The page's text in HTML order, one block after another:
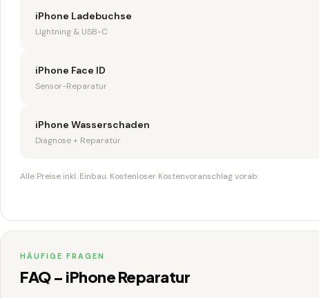
iPhone Ladebuchse
Lightning & USB-C
iPhone Face ID
Sensor-Reparatur
iPhone Wasserschaden
Diagnose + Reparatur
Alle Preise inkl. Einbau. Kostenloser Kostenvoranschlag vorab.
HÄUFIGE FRAGEN
FAQ – iPhone Reparatur